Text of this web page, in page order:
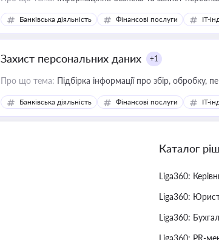
Банківська діяльність Фінансові послуги IT-
Захист персональних даних +1
Про що тема: Підбірка інформації про збір, обробку,
Банківська діяльність Фінансові послуги IT-
Каталог
Liga360:
Liga360:
Liga360:
Liga360: PR-